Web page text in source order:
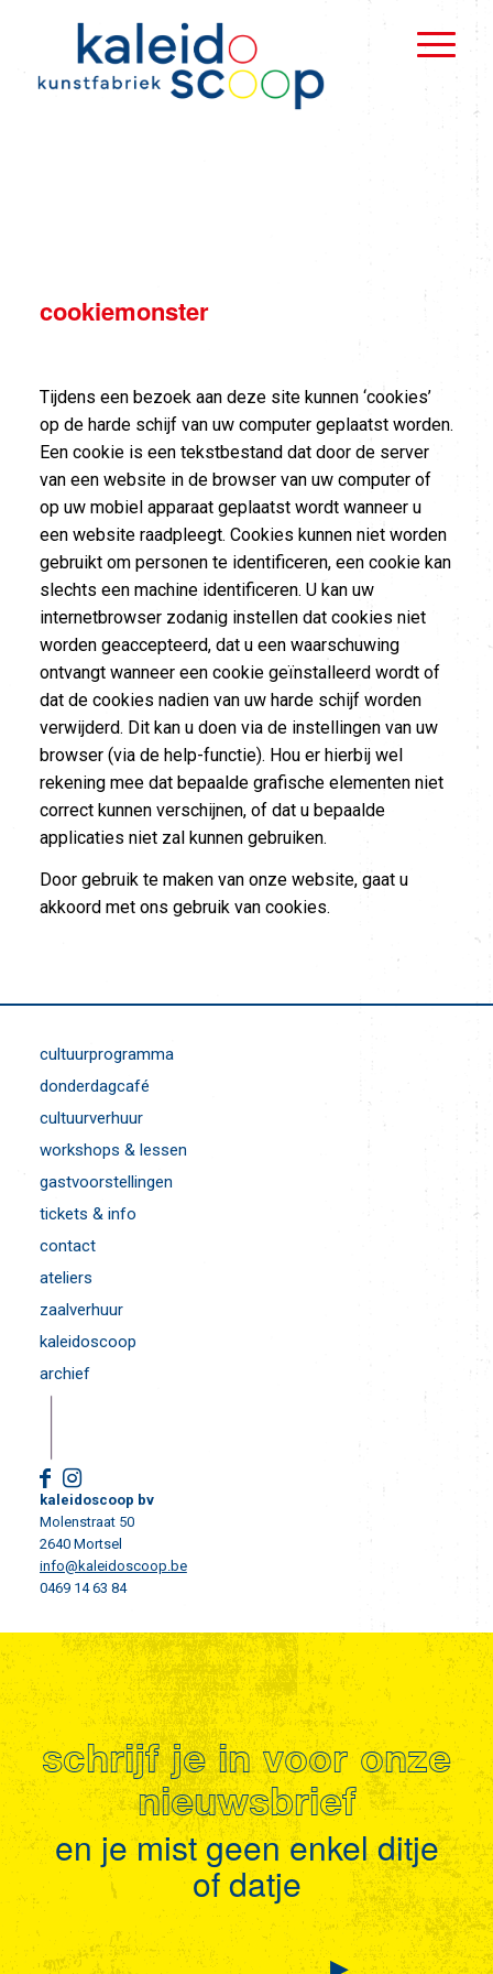
cookiemonster
Tijdens een bezoek aan deze site kunnen ‘cookies’
op de harde schijf van uw computer geplaatst worden.
Een cookie is een tekstbestand dat door de server
van een website in de browser van uw computer of
op uw mobiel apparaat geplaatst wordt wanneer u
een website raadpleegt. Cookies kunnen niet worden
gebruikt om personen te identificeren, een cookie kan
slechts een machine identificeren. U kan uw
internetbrowser zodanig instellen dat cookies niet
worden geaccepteerd, dat u een waarschuwing
ontvangt wanneer een cookie geïnstalleerd wordt of
dat de cookies nadien van uw harde schijf worden
verwijderd. Dit kan u doen via de instellingen van uw
browser (via de help-functie). Hou er hierbij wel
rekening mee dat bepaalde grafische elementen niet
correct kunnen verschijnen, of dat u bepaalde
applicaties niet zal kunnen gebruiken.
Door gebruik te maken van onze website, gaat u
akkoord met ons gebruik van cookies.
cultuurprogramma
donderdagcafé
cultuurverhuur
workshops & lessen
gastvoorstellingen
tickets & info
contact
ateliers
zaalverhuur
kaleidoscoop
archief
kaleidoscoop bv
Molenstraat 50
2640 Mortsel
info@kaleidoscoop.be
0469 14 63 84
schrijf je in voor onze
nieuwsbrief
en je mist geen enkel ditje
of datje